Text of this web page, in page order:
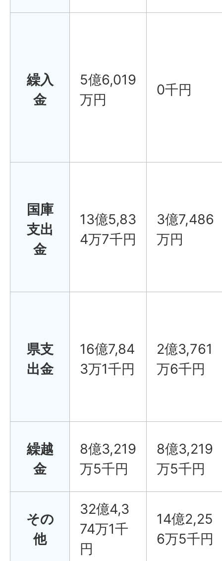
繰入
金
5億6,019
万円
0千円
国庫
支出
金
13億5,83
4万7千円
3億7,486
万円
県支
出金
16億7,84
3万1千円
2億3,761
万6千円
繰越
金
8億3,219
万5千円
8億3,219
万5千円
その
他
32億4,3
74万1千
円
14億2,25
6万5千円